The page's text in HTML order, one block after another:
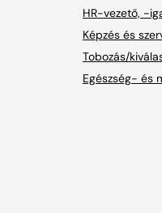
HR-vezető, -
Képzés és
Tobozás/
Egészség- és